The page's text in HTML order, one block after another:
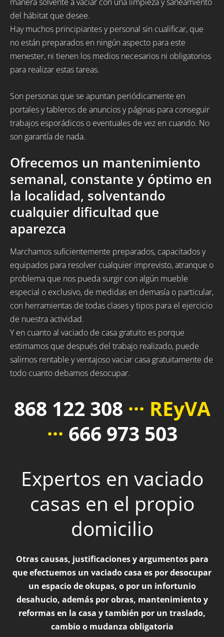
del hábitat que desee.
Hay muchos principiantes y personal sin cualificar, que
no están preparados en ningún aspecto para este
menester, ni tienen los medios necesarios ni obligatorios
para realizar estas tareas.
Son personas que se apuntan periódicamente en
portales y tableros de anuncios y páginas para conseguir
trabajos esporádicos o eventuales de vez en cuando. No
son garantía de nada.
Ofrecemos un mantenimiento
semanal, constante y óptimo en
la localidad, solventando
cualquier dificultad que
aparezca
Marchamos suficientemente preparados, capacitados y
equipados para resolver cualquier imprevisto, atranque o
problema que nos pueda surgir con algún mueble
especial o exclusivo, de medidas en demasía o particular,
con herramientas de todas clases y tipos para el ejercicio
de nuestra actividad.
Y en cuanto al vaciado de casa gratuito es porque
estimamos que después del trabajo realizado, puede
salirnos rentable y ventajoso vaciar casa gratuitamente de
todo cuanto debamos desocupar.
868 122 308 ··· REyVA
··· 666 973 503
Expertos en vaciado
casas en el propio
domicilio
Otras causas, justificaciones y argumentos para
que efectuemos un vaciado casa es por desocupar
un espacio de okupas, o por un infortunio
desahucio, además por obras, mantenimiento y
reformas en la casa y también por un traslado,
cambio o mudanza obligatoria